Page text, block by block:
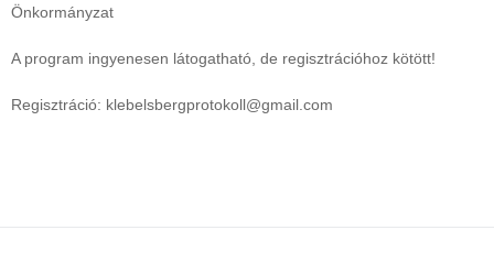
Önkormányzat
A program ingyenesen látogatható, de regisztrációhoz kötött!
Regisztráció: klebelsbergprotokoll@gmail.com